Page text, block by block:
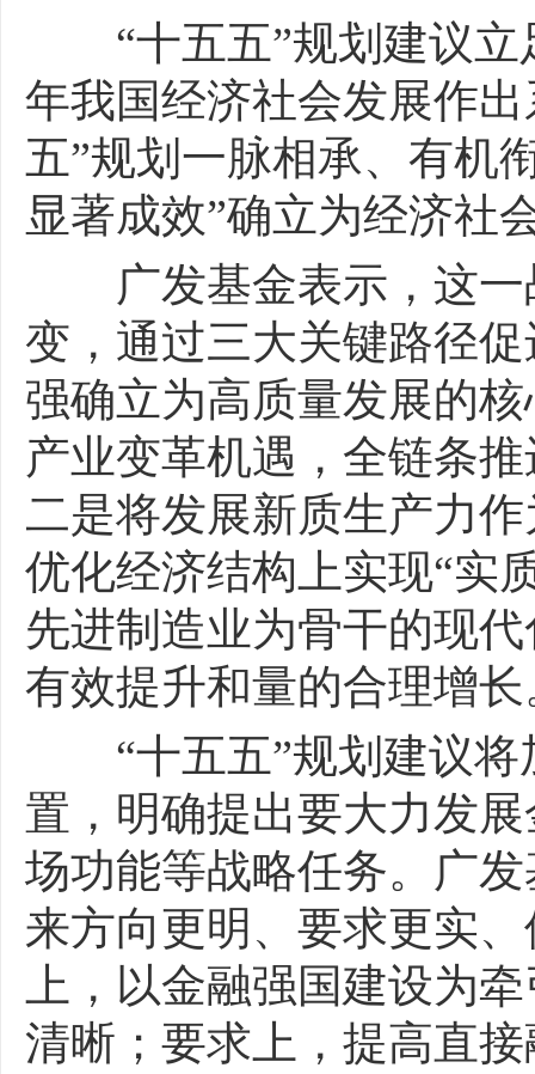
“十五五”规划建议立
年我国经济社会发展作
五”规划一脉相承、有机
显著成效”确立为经济社
广发基金表示，这一
变，通过三大关键路径
强确立为高质量发展的
产业变革机遇，全链条
二是将发展新质生产力
优化经济结构上实现“实
先进制造业为骨干的现
有效提升和量的合理增长
“十五五”规划建议将
置，明确提出要大力发
场功能等战略任务。广
来方向更明、要求更实
上，以金融强国建设为
清晰；要求上，提高直